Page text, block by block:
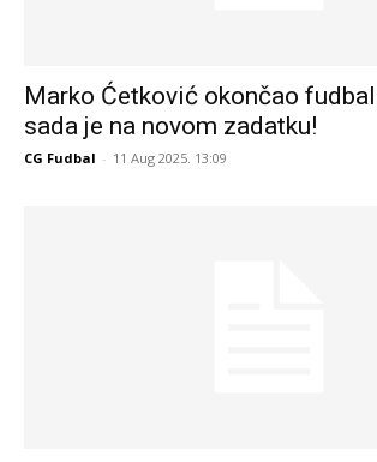
Marko Ćetković okončao
sada je na novom zadatku!
CG Fudbal - 11 Aug 2025. 13:09